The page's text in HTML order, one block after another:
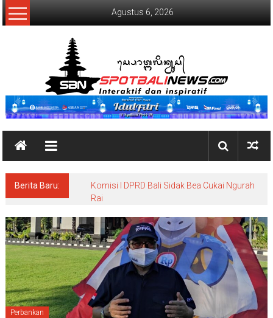
Lompat
ke
Agustus 6, 2026
SpotBaliNews
Berita Baru:
Komisi I DPRD Bali Sidak Bea Cukai Ngurah
Rai
Perbankan